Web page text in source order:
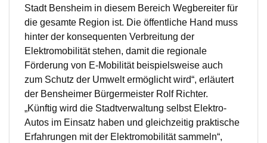
Stadt Bensheim in diesem Bereich Wegbereiter für
die gesamte Region ist. Die öffentliche Hand muss
hinter der konsequenten Verbreitung der
Elektromobilität stehen, damit die regionale
Förderung von E-Mobilität beispielsweise auch
zum Schutz der Umwelt ermöglicht wird“, erläutert
der Bensheimer Bürgermeister Rolf Richter.
„Künftig wird die Stadtverwaltung selbst Elektro-
Autos im Einsatz haben und gleichzeitig praktische
Erfahrungen mit der Elektromobilität sammeln“,